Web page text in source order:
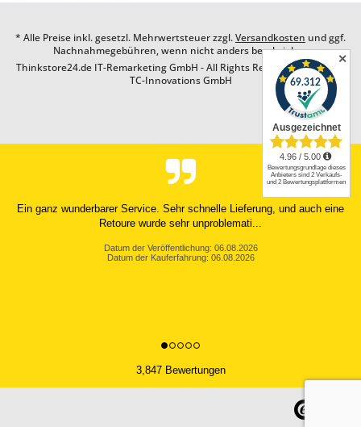
* Alle Preise inkl. gesetzl. Mehrwertsteuer zzgl.Versandkosten und ggf.
Nachnahmegebühren, wenn nicht anders beschrieben
Thinkstore24.de IT-Remarketing GmbH - All Rights Reserved. Design by
TC-Innovations GmbH
Ein ganz wunderbarer Service. Sehr schnelle Lieferung, und auch eine
Retoure wurde sehr unproblemati...
Datum der Veröffentlichung: 06.08.2026
Datum der Kauferfahrung: 06.08.2026
3,847 Bewertungen
✕